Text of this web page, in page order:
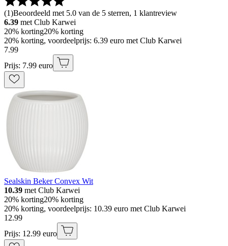
(1)Beoordeeld met 5.0 van de 5 sterren, 1 klantreview
6.39 met Club Karwei
20% korting20% korting
20% korting, voordeelprijs: 6.39 euro met Club Karwei
7.99
Prijs: 7.99 euro
Sealskin Beker Convex Wit
10.39 met Club Karwei
20% korting20% korting
20% korting, voordeelprijs: 10.39 euro met Club Karwei
12.99
Prijs: 12.99 euro